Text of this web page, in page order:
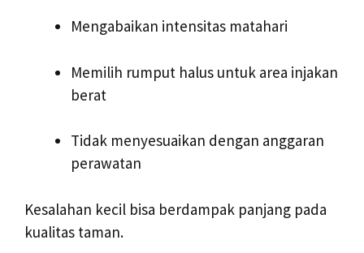
Mengabaikan intensitas matahari
Memilih rumput halus untuk area injakan
berat
Tidak menyesuaikan dengan anggaran
perawatan
Kesalahan kecil bisa berdampak panjang pada
kualitas taman.